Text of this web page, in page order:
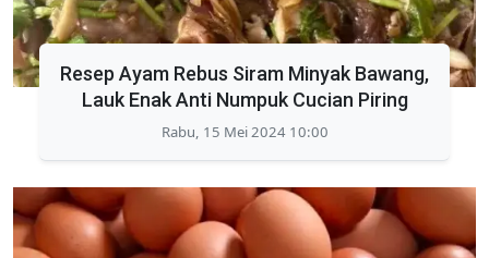
Resep Ayam Rebus Siram Minyak Bawang,
Lauk Enak Anti Numpuk Cucian Piring
Rabu, 15 Mei 2024 10:00